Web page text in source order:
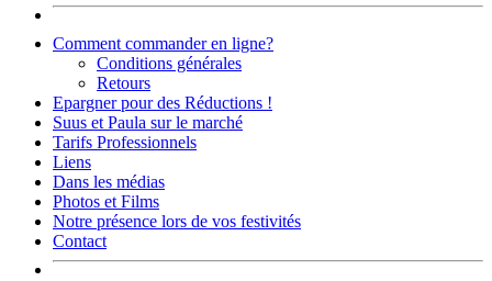
Comment commander en ligne?
Conditions générales
Retours
Epargner pour des Réductions !
Suus et Paula sur le marché
Tarifs Professionnels
Liens
Dans les médias
Photos et Films
Notre présence lors de vos festivités
Contact